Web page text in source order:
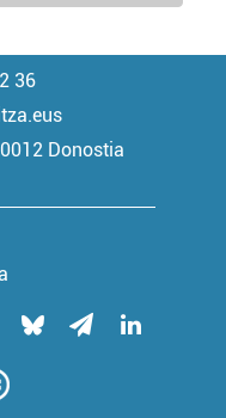
36
Donostia